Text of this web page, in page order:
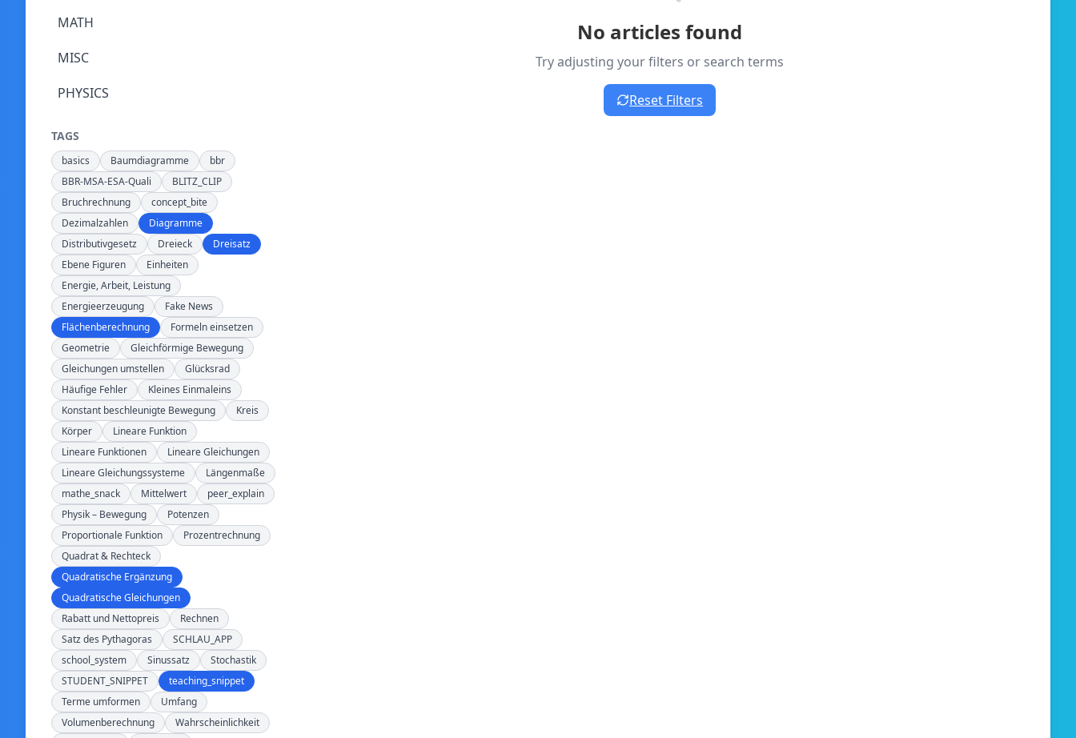
MATH
MISC
PHYSICS
TAGS
basics Baumdiagramme
bbr
BBR-MSA-ESA-Quali
BLITZ_CLIP
Bruchrechnung
concept_bite
Dezimalzahlen
Diagramme
Distributivgesetz
Dreieck
Dreisatz
Ebene Figuren
Einheiten
Energie, Arbeit, Leistung
Energieerzeugung
Fake News
Flächenberechnung
Formeln einsetzen
Geometrie
Gleichförmige Bewegung
Gleichungen umstellen
Glücksrad
Häufige Fehler
Kleines Einmaleins
Konstant beschleunigte Bewegung
Kreis
Körper
Lineare Funktion
Lineare Funktionen
Lineare Gleichungen
Lineare Gleichungssysteme
Längenmaße
mathe_snack
Mittelwert
peer_explain
Physik – Bewegung
Potenzen
Proportionale Funktion
Prozentrechnung
Quadrat & Rechteck
Quadratische Ergänzung
Quadratische Gleichungen
Rabatt und Nettopreis
Rechnen
Satz des Pythagoras
SCHLAU_APP
school_system
Sinussatz
Stochastik
STUDENT_SNIPPET
teaching_snippet
Terme umformen
Umfang
Volumenberechnung
Wahrscheinlichkeit
No articles found
Try adjusting your filters or search terms
Reset Filters